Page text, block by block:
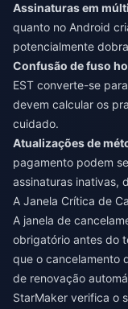
Assinaturas em
quanto no Android
potencialmente
Confusão de fuso
EST converte-se
devem calcular os
cuidado.
Atualizações de
pagamento podem
assinaturas inativas,
A Janela Crítica de
A janela de
obrigatório antes do
que o cancelamento
de renovação
StarMaker verifica o